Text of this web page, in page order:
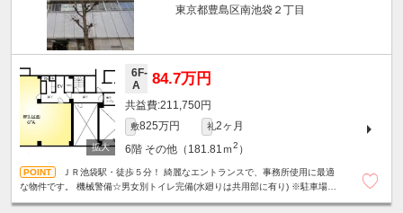
東京都豊島区南池袋２丁目
6F-
A
84.7万円
211,750円
敷825万円 礼2ヶ月
6階 その他（181.81ｍ2 ）
ＪＲ池袋駅・徒歩５分！ 綺麗なエントランスで、事務所使用に最適
な物件です。 機械警備☆男女別トイレ完備(水廻りは共用部に有り) ※駐車場：